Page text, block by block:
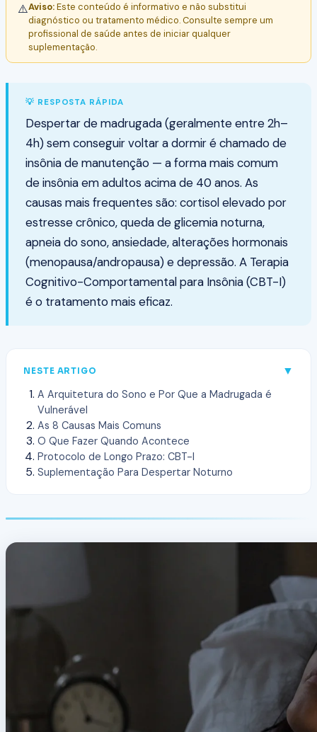
⚠️Aviso:Este conteúdo é informativo e não substitui
diagnóstico ou tratamento médico. Consulte sempre um
profissional de saúde antes de iniciar qualquer
suplementação.
💡 RESPOSTA RÁPIDA
Despertar de madrugada (geralmente entre 2h–
4h) sem conseguir voltar a dormir é chamado de
insônia de manutenção — a forma mais comum
de insônia em adultos acima de 40 anos. As
causas mais frequentes são: cortisol elevado por
estresse crônico, queda de glicemia noturna,
apneia do sono, ansiedade, alterações hormonais
(menopausa/andropausa) e depressão. A Terapia
Cognitivo-Comportamental para Insônia (CBT-I)
é o tratamento mais eficaz.
NESTE ARTIGO ▼
A Arquitetura do Sono e Por Que a Madrugada é
Vulnerável
As 8 Causas Mais Comuns
O Que Fazer Quando Acontece
Protocolo de Longo Prazo: CBT-I
Suplementação Para Despertar Noturno